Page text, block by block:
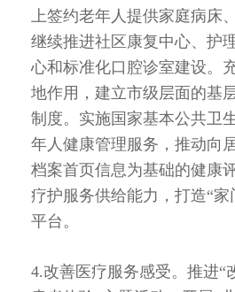
上签约老年人提供家庭病床
继续推进社区康复中心、护
心和标准化口腔诊室建设。
地作用，建立市级层面的基
制度。实施国家基本公共卫
年人健康管理服务，推动向
档案首页信息为基础的健康
疗护服务供给能力，打造“家
平台。
4.改善医疗服务感受。推进“